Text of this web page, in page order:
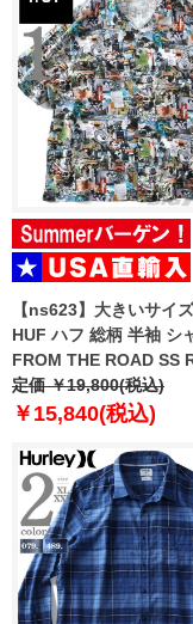
【ns623】大きいサイ
HUF ハフ 総柄 半袖 シ
FROM THE ROAD SS
USA直輸入 bu00262
定価 ￥19,800(税込)
￥15,840(税込)